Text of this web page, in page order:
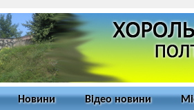
Новини Відео новини